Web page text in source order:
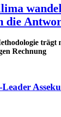
die
trägt
Rechnung